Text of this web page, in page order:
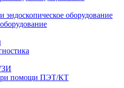
эндоскопическое оборудование
помощи ПЭТ/КТ